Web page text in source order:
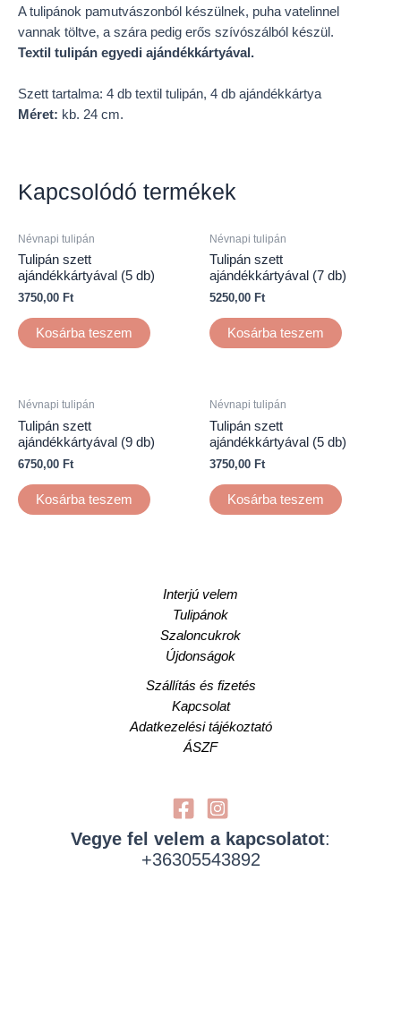
A tulipánok pamutvászonból készülnek, puha vatelinnel
vannak töltve, a szára pedig erős szívószálból készül.
Textil tulipán egyedi ajándékkártyával.
Szett tartalma: 4 db textil tulipán, 4 db ajándékkártya
Méret: kb. 24 cm.
Kapcsolódó termékek
Névnapi tulipán
Tulipán szett
ajándékkártyával (5 db)
3750,00 Ft
Kosárba teszem
Névnapi tulipán
Tulipán szett
ajándékkártyával (7 db)
5250,00 Ft
Kosárba teszem
Névnapi tulipán
Tulipán szett
ajándékkártyával (9 db)
6750,00 Ft
Kosárba teszem
Névnapi tulipán
Tulipán szett
ajándékkártyával (5 db)
3750,00 Ft
Kosárba teszem
Interjú velem
Tulipánok
Szaloncukrok
Újdonságok
Szállítás és fizetés
Kapcsolat
Adatkezelési tájékoztató
ÁSZF
Vegye fel velem a kapcsolatot:
+36305543892